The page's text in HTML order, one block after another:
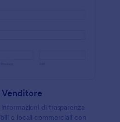
Venditore
di trasparenza
e locali commerciali con